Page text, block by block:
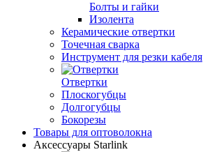
Болты и гайки
Изолента
Керамические отвертки
Точечная сварка
Инструмент для резки кабеля
Отвертки
Плоскогубцы
Долгогубцы
Бокорезы
Товары для оптоволокна
Аксессуары Starlink